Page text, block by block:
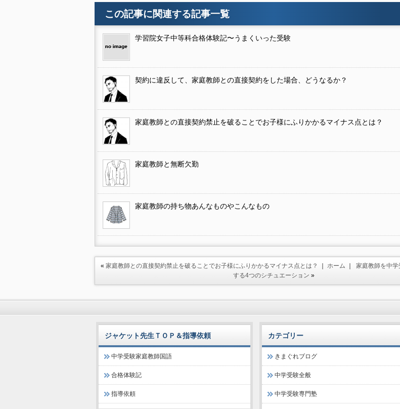
この記事に関連する記事一覧
学習院女子中等科合格体験記〜うまくいった受験
契約に違反して、家庭教師との直接契約をした場合、どうなるか？
家庭教師との直接契約禁止を破ることでお子様にふりかかるマイナス点とは？
家庭教師と無断欠勤
家庭教師の持ち物あんなものやこんなもの
« 家庭教師との直接契約禁止を破ることでお子様にふりかかるマイナス点とは？ ｜ ホーム ｜ 家庭教師を中
する4つのシチュエーション »
ジャケット先生ＴＯＰ＆指導依頼
中学受験家庭教師国語
合格体験記
指導依頼
カテゴリー
きまぐれブログ
中学受験全般
中学受験専門塾